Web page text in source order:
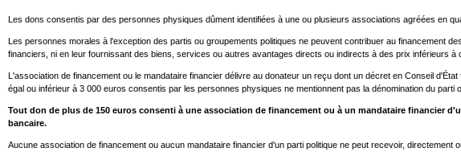
Les dons consentis par des personnes physiques dûment identifiées à une ou plusieurs associations agréées en
Les personnes morales à l'exception des partis ou groupements politiques ne peuvent contribuer au financement
financiers, ni en leur fournissant des biens, services ou autres avantages directs ou indirects à des prix inférieurs à
L'association de financement ou le mandataire financier délivre au donateur un reçu dont un décret en Conseil
égal ou inférieur à 3 000 euros consentis par les personnes physiques ne mentionnent pas la dénomination du parti
Tout don de plus de 150 euros consenti à une association de financement ou à un mandataire financier
bancaire.
Aucune association de financement ou aucun mandataire financier d'un parti politique ne peut recevoir,